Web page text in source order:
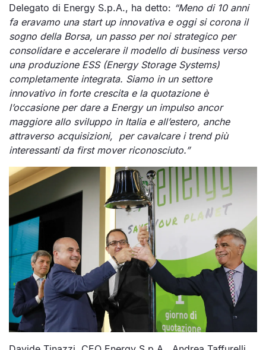
Delegato di Energy S.p.A., ha detto: “Meno di 10 anni
fa eravamo una start up innovativa e oggi si corona il
sogno della Borsa, un passo per noi strategico per
consolidare e accelerare il modello di business verso
una produzione ESS (Energy Storage Systems)
completamente integrata. Siamo in un settore
innovativo in forte crescita e la quotazione è
l’occasione per dare a Energy un impulso ancor
maggiore allo sviluppo in Italia e all’estero, anche
attraverso acquisizioni, per cavalcare i trend più
interessanti da first mover riconosciuto.”